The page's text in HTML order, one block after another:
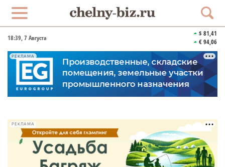
18:39, 7 Августа
$ 81,41
€ 94,06
РЕКЛАМА
РЕКЛАМА